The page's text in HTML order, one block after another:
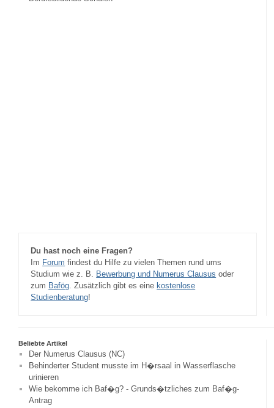
Du hast noch eine Fragen?
Im Forum findest du Hilfe zu vielen Themen rund ums
Studium wie z. B. Bewerbung und Numerus Clausus oder
zum Bafög. Zusätzlich gibt es eine kostenlose
Studienberatung!
Beliebte Artikel
Der Numerus Clausus (NC)
Behinderter Student musste im H�rsaal in Wasserflasche
urinieren
Wie bekomme ich Baf�g? - Grunds�tzliches zum Baf�g-
Antrag